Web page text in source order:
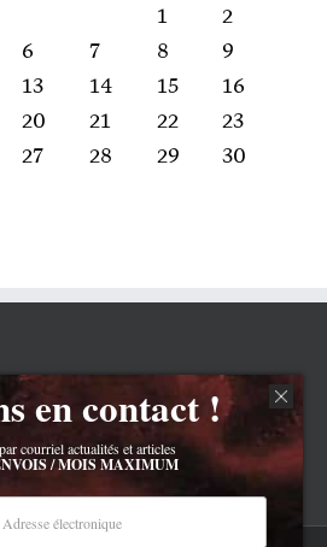
1
2
6 7 8
9
13 14 15
16
20 21 22
23
27 28 29
30
en contact !
courriel actualités et articles
/ MOIS MAXIMUM